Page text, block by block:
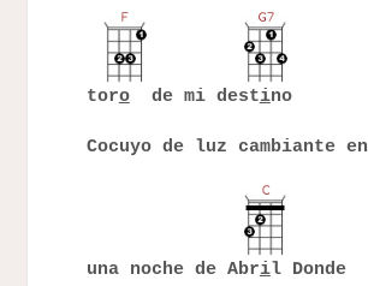
torode mi destino
Cocuyo de luz cambiante en
una noche de Abril Donde